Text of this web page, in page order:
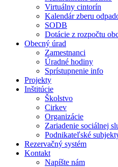
Virtuálny cintorín
Kalendár zberu
SODB
Dotácie z rozpočtu
Obecný úrad
Zamestnanci
Úradné hodiny
Sprístupnenie info
Projekty
Inštitúcie
Školstvo
Cirkev
Organizácie
Zariadenie sociálnej
Podnikateľské
Rezervačný systém
Kontakt
Napíšte nám